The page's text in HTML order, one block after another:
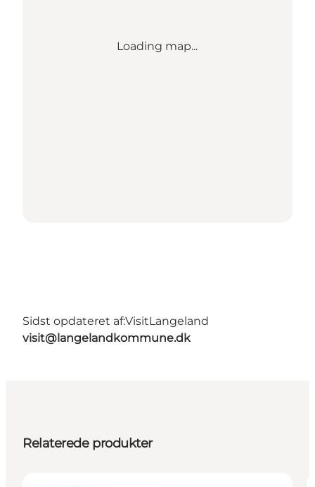
Loading map...
Sidst opdateret af:VisitLangeland
visit@langelandkommune.dk
Relaterede produkter